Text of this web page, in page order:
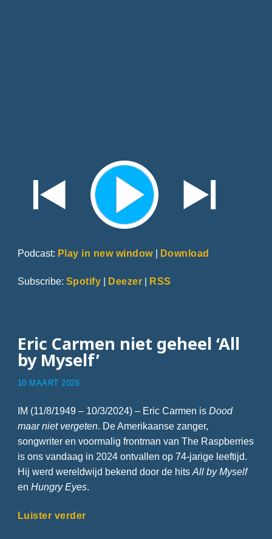
Podcast: Play in new window| Download
Subscribe: Spotify Deezer RSS
Eric Carmen niet geheel ‘All
by Myself’
10 MAART 2026
IM (11/8/1949 – 10/3/2024) – Eric Carmen is Dood
maar niet vergeten. De Amerikaanse zanger,
songwriter en voormalig frontman van The Raspberries
is ons vandaag in 2024 ontvallen op 74-jarige leeftijd.
Hij werd wereldwijd bekend door de hits All by Myself
en Hungry Eyes.
Luister verder